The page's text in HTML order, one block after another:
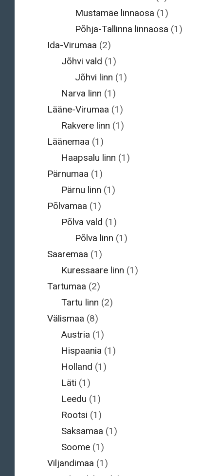
Mustamäe linnaosa (1)
Põhja-Tallinna linnaosa (1)
Ida-Virumaa (2)
Jõhvi vald (1)
Jõhvi linn (1)
Narva linn (1)
Lääne-Virumaa (1)
Rakvere linn (1)
Läänemaa (1)
Haapsalu linn (1)
Pärnumaa (1)
Pärnu linn (1)
Põlvamaa (1)
Põlva vald (1)
Põlva linn (1)
Saaremaa (1)
Kuressaare linn (1)
Tartumaa (2)
Tartu linn (2)
Välismaa (8)
Austria (1)
Hispaania (1)
Holland (1)
Läti (1)
Leedu (1)
Rootsi (1)
Saksamaa (1)
Soome(1)
Viljandimaa (1)